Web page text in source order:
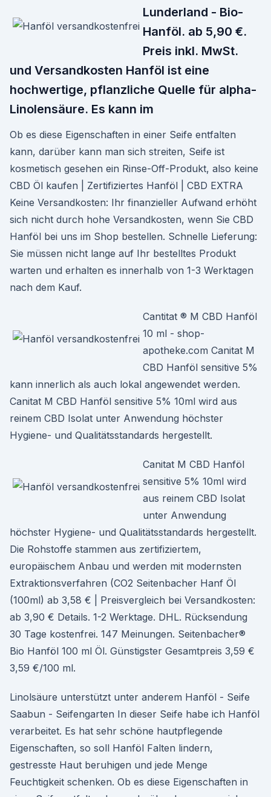
Lunderland - Bio-
Hanföl. ab 5,90 €.
Preis inkl. MwSt.
und Versandkosten Hanföl ist eine
hochwertige, pflanzliche Quelle für alpha-
Linolensäure. Es kann im
Ob es diese Eigenschaften in einer Seife entfalten
kann, darüber kann man sich streiten, Seife ist
kosmetisch gesehen ein Rinse-Off-Produkt, also keine
CBD Öl kaufen | Zertifiziertes Hanföl | CBD EXTRA
Keine Versandkosten: Ihr finanzieller Aufwand erhöht
sich nicht durch hohe Versandkosten, wenn Sie CBD
Hanföl bei uns im Shop bestellen. Schnelle Lieferung:
Sie müssen nicht lange auf Ihr bestelltes Produkt
warten und erhalten es innerhalb von 1-3 Werktagen
nach dem Kauf.
Cantitat ® M CBD Hanföl
10 ml - shop-
apotheke.com Canitat M
CBD Hanföl sensitive 5%
kann innerlich als auch lokal angewendet werden.
Canitat M CBD Hanföl sensitive 5% 10ml wird aus
reinem CBD Isolat unter Anwendung höchster
Hygiene- und Qualitätsstandards hergestellt.
Canitat M CBD Hanföl
sensitive 5% 10ml wird
aus reinem CBD Isolat
unter Anwendung
höchster Hygiene- und Qualitätsstandards hergestellt.
Die Rohstoffe stammen aus zertifiziertem,
europäischem Anbau und werden mit modernsten
Extraktionsverfahren (CO2 Seitenbacher Hanf Öl
(100ml) ab 3,58 € | Preisvergleich bei Versandkosten:
ab 3,90 € Details. 1-2 Werk­ta­ge. DHL. Rücksendung
30 Tage kostenfrei. 147 Meinungen. Sei­ten­ba­cher®
Bio Hanföl 100 ml Öl. Günstigster Gesamtpreis 3,59 €
3,59 €/100 ml.
Linolsäure unterstützt unter anderem Hanföl - Seife
Saabun - Seifengarten In dieser Seife habe ich Hanföl
verarbeitet. Es hat sehr schöne hautpflegende
Eigenschaften, so soll Hanföl Falten lindern,
gestresste Haut beruhigen und jede Menge
Feuchtigkeit schenken. Ob es diese Eigenschaften in